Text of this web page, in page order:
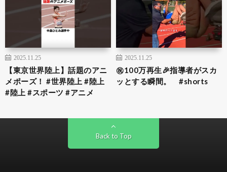
2025.11.25
【東京世界陸上】話題のアニ
メポーズ！ #世界陸上 #陸上
#陸上 #スポーツ #アニメ
2025.11.25
㊗️100万再生🎉指導者がスカ
ッとする瞬間。 #shorts
Back to Top